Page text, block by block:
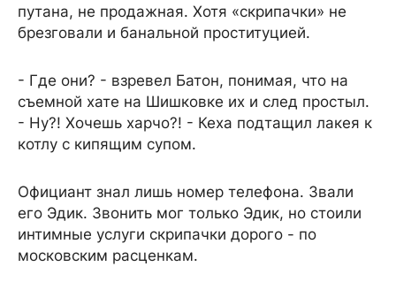
путана, не продажная. Хотя «скрипачки» не
брезговали и банальной проституцией.
- Где они? - взревел Батон, понимая, что на
съемной хате на Шишковке их и след простыл.
- Ну?! Хочешь харчо?! - Кеха подтащил лакея к
котлу с кипящим супом.
Официант знал лишь номер телефона. Звали
его Эдик. Звонить мог только Эдик, но стоили
интимные услуги скрипачки дорого - по
московским расценкам.